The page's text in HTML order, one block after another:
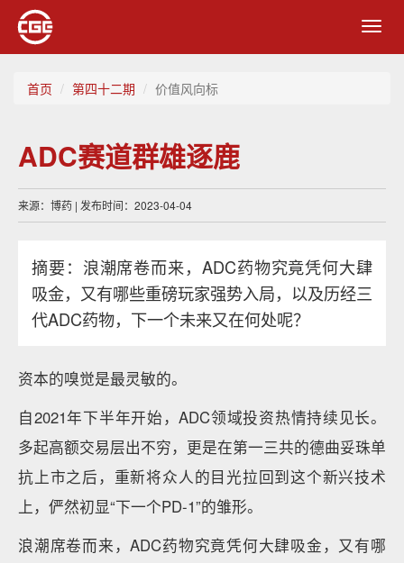
首页 第四十二期 价值风向标
ADC赛道群雄逐鹿
来源：博药 | 发布时间：2023-04-04
摘要：浪潮席卷而来，ADC药物究竟凭何大肆
吸金，又有哪些重磅玩家强势入局，以及历经三
代ADC药物，下一个未来又在何处呢？
资本的嗅觉是最灵敏的。
自2021年下半年开始，ADC领域投资热情持续见长。
多起高额交易层出不穷，更是在第一三共的德曲妥珠单
抗上市之后，重新将众人的目光拉回到这个新兴技术
上，俨然初显“下一个PD-1”的雏形。
浪潮席卷而来，ADC药物究竟凭何大肆吸金，又有哪